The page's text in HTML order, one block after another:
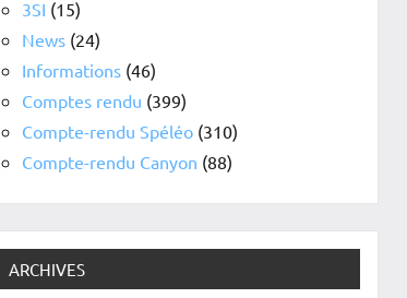
3SI (15)
News (24)
Informations (46)
Comptes rendu (399)
Compte-rendu Spéléo (310)
Compte-rendu Canyon (88)
ARCHIVES